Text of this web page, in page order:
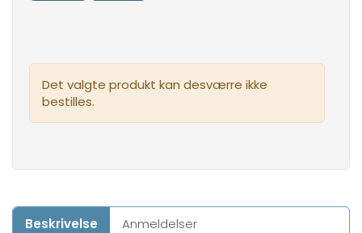
Det valgte produkt kan desværre ikke
bestilles.
Beskrivelse Anmeldelser